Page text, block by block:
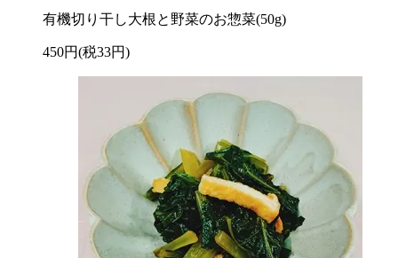
有機切り干し大根と野菜のお惣菜(50g)
450円(税33円)